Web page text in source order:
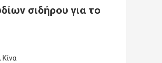
σιδήρου για το
Κίνα